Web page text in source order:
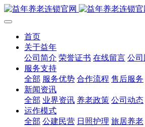
首页
关于益年
公司简介 荣誉证书 在线留言 公司
服务支持
全部 服务优势 合作流程 售后服务
新闻资讯
全部 业界资讯 养老政策 公司动态
运作模式
全部 公建民营 日照护理 旅居养老